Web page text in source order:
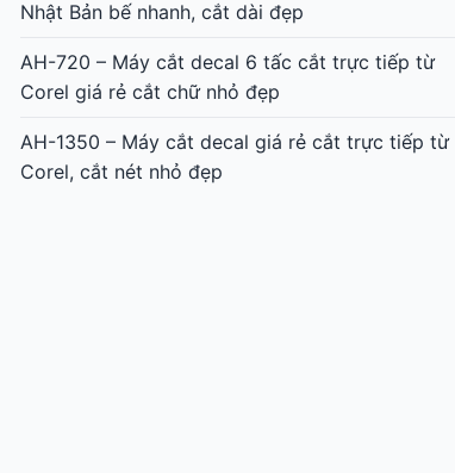
cắt dài 15m, bế đẹp
Graphtec FC9000-140 – Máy cắt decal khổ 1m4
bế đẹp, cắt dài chuẩn
Graphtec FC9000-75 – Máy cắt decal khổ 75cm
Nhật Bản bế nhanh, cắt dài đẹp